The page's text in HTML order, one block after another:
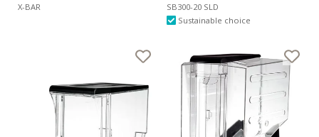
X-BAR
SB300-20 SLD
Sustainable choice